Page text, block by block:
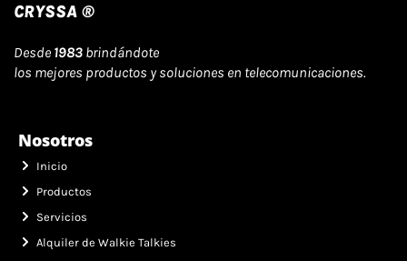
CRYSSA ®
Desde 1983 brindándote
los mejores productos y soluciones en telecomunicaciones.
Nosotros
Inicio
Productos
Servicios
Alquiler de Walkie Talkies